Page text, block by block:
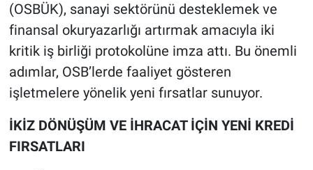
(OSBÜK), sanayi sektörünü desteklemek ve
finansal okuryazarlığı artırmak amacıyla iki
kritik iş birliği protokolüne imza attı. Bu önemli
adımlar, OSB’lerde faaliyet gösteren
işletmelere yönelik yeni fırsatlar sunuyor.
İKİZ DÖNÜŞÜM VE İHRACAT İÇİN YENİ KREDİ
FIRSATLARI